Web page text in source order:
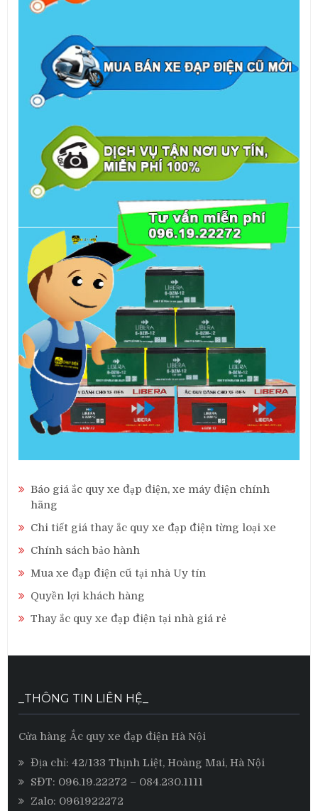
Báo giá ắc quy xe đạp điện, xe máy điện chính
hãng
Chi tiết giá thay ắc quy xe đạp điện từng loại xe
Chính sách bảo hành
Mua xe đạp điện cũ tại nhà Uy tín
Quyền lợi khách hàng
Thay ắc quy xe đạp điện tại nhà giá rẻ
_THÔNG TIN LIÊN HỆ_
Cửa hàng Ắc quy xe đạp điện Hà Nội
Địa chỉ: 42/133 Thịnh Liệt, Hoàng Mai, Hà Nội
SĐT: 096.19.22272 – 084.230.1111
Zalo: 0961922272